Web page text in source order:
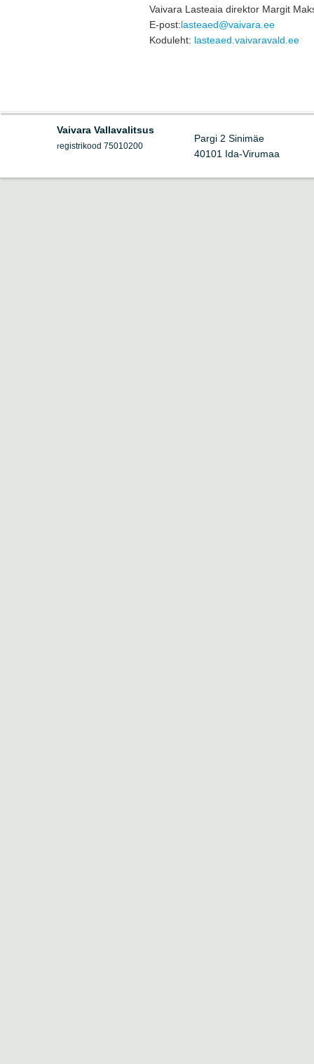
Vaivara Lasteaia direktor Margit
E-post:lasteaed@vaivara.ee
Koduleht: lasteaed.vaivaravald.ee
Vaivara Vallavalitsus
registrikood 75010200
Pargi 2 Sinimäe
40101 Ida-Virumaa